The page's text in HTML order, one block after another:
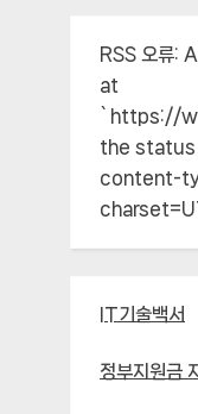
RSS 오류:
at
`https://
the
content-
IT기술백서
정부지원금